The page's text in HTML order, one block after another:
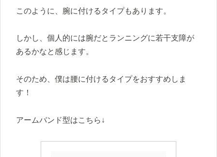
このように、腕に付けるタイプもあります。
しかし、個人的には腕だとランニングに若干支障が
あるかなと感じます。
そのため、僕は腰に付けるタイプをおすすめしま
す！
アームバンド型はこちら↓